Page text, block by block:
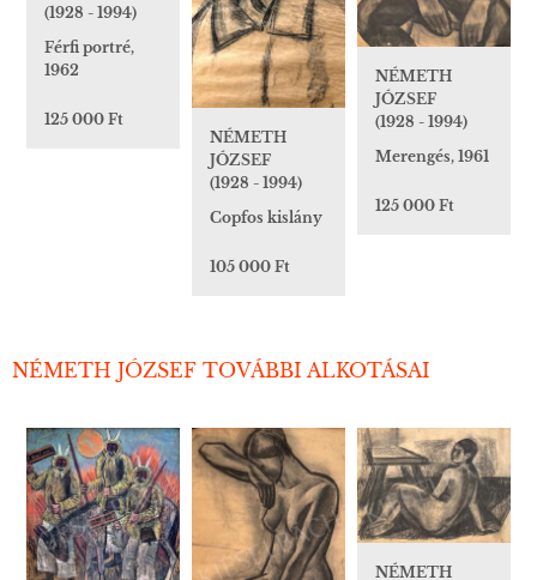
(1928 - 1994)
Férfi portré,
1962
125 000 Ft
NÉMETH
JÓZSEF
(1928 - 1994)
Merengés, 1961
125 000 Ft
NÉMETH
JÓZSEF
(1928 - 1994)
Copfos kislány
105 000 Ft
NÉMETH JÓZSEF TOVÁBBI ALKOTÁSAI
NÉMETH